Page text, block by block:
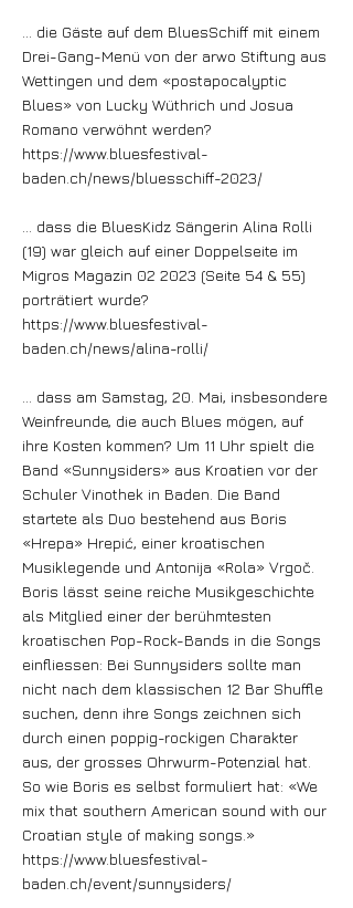
… die Gäste auf dem BluesSchiff mit einem
Drei-Gang-Menü von der arwo Stiftung aus
Wettingen und dem «postapocalyptic
Blues» von Lucky Wüthrich und Josua
Romano verwöhnt werden?
https://www.bluesfestival-
baden.ch/news/bluesschiff-2023/
… dass die BluesKidz Sängerin Alina Rolli
(19) war gleich auf einer Doppelseite im
Migros Magazin 02 2023 (Seite 54 & 55)
porträtiert wurde?
https://www.bluesfestival-
baden.ch/news/alina-rolli/
… dass am Samstag, 20. Mai, insbesondere
Weinfreunde, die auch Blues mögen, auf
ihre Kosten kommen? Um 11 Uhr spielt die
Band «Sunnysiders» aus Kroatien vor der
Schuler Vinothek in Baden. Die Band
startete als Duo bestehend aus Boris
«Hrepa» Hrepić, einer kroatischen
Musiklegende und Antonija «Rola» Vrgoč.
Boris lässt seine reiche Musikgeschichte
als Mitglied einer der berühmtesten
kroatischen Pop-Rock-Bands in die Songs
einfliessen: Bei Sunnysiders sollte man
nicht nach dem klassischen 12 Bar Shuffle
suchen, denn ihre Songs zeichnen sich
durch einen poppig-rockigen Charakter
aus, der grosses Ohrwurm-Potenzial hat.
So wie Boris es selbst formuliert hat: «We
mix that southern American sound with our
Croatian style of making songs.»
https://www.bluesfestival-
baden.ch/event/sunnysiders/